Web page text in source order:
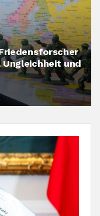
und